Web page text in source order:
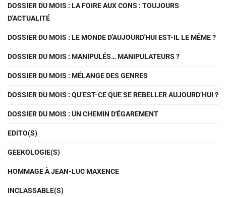
DOSSIER DU MOIS : LA FOIRE AUX CONS : TOUJOURS
D'ACTUALITÉ
DOSSIER DU MOIS : LE MONDE D'AUJOURD'HUI EST-IL LE MÊME ?
DOSSIER DU MOIS : MANIPULÉS… MANIPULATEURS ?
DOSSIER DU MOIS : MÉLANGE DES GENRES
DOSSIER DU MOIS : QU’EST-CE QUE SE REBELLER AUJOURD’HUI ?
DOSSIER DU MOIS : UN CHEMIN D'ÉGAREMENT
EDITO(S)
GEEKOLOGIE(S)
HOMMAGE À JEAN-LUC MAXENCE
INCLASSABLE(S)